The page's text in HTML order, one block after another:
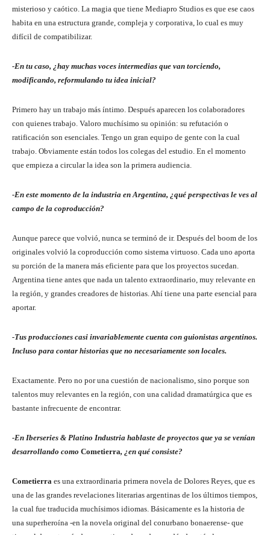
misterioso y caótico. La magia que tiene Mediapro Studios es que ese caos
habita en una estructura grande, compleja y corporativa, lo cual es muy
difícil de compatibilizar.
-En tu caso, ¿hay muchas voces intermedias que van torciendo,
modificando, reformulando tu idea inicial?
Primero hay un trabajo más íntimo. Después aparecen los colaboradores
con quienes trabajo. Valoro muchísimo su opinión: su refutación o
ratificación son esenciales. Tengo un gran equipo de gente con la cual
trabajo. Obviamente están todos los colegas del estudio. En el momento
que empieza a circular la idea son la primera audiencia.
-En este momento de la industria en Argentina, ¿qué perspectivas le ves al
campo de la coproducción?
Aunque parece que volvió, nunca se terminó de ir. Después del boom de los
originales volvió la coproducción como sistema virtuoso. Cada uno aporta
su porción de la manera más eficiente para que los proyectos sucedan.
Argentina tiene antes que nada un talento extraordinario, muy relevante en
la región, y grandes creadores de historias. Ahí tiene una parte esencial para
aportar.
-Tus producciones casi invariablemente cuenta con guionistas argentinos.
Incluso para contar historias que no necesariamente son locales.
Exactamente. Pero no por una cuestión de nacionalismo, sino porque son
talentos muy relevantes en la región, con una calidad dramatúrgica que es
bastante infrecuente de encontrar.
-En Iberseries & Platino Industria hablaste de proyectos que ya se venían
desarrollando como Cometierra, ¿en qué consiste?
Cometierra es una extraordinaria primera novela de Dolores Reyes, que es
una de las grandes revelaciones literarias argentinas de los últimos tiempos,
la cual fue traducida muchísimos idiomas. Básicamente es la historia de
una superheroína -en la novela original del conurbano bonaerense- que